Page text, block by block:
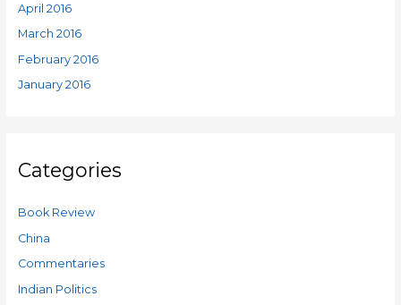
April 2016
March 2016
February 2016
January 2016
Categories
Book Review
China
Commentaries
Indian Politics